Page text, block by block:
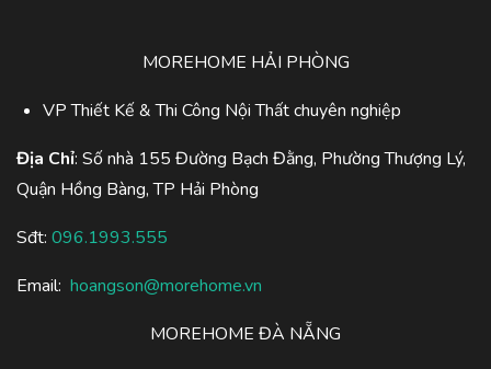
MOREHOME HẢI PHÒNG
VP Thiết Kế & Thi Công Nội Thất chuyên nghiệp
Địa Chỉ: Số nhà 155 Đường Bạch Đằng, Phường Thượng Lý,
Quận Hồng Bàng, TP Hải Phòng
Sđt: 096.1993.555
Email: hoangson@morehome.vn
MOREHOME ĐÀ NẴNG